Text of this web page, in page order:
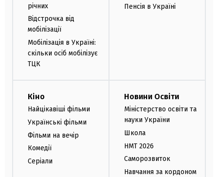
річних
Відстрочка від
мобілізації
Мобілізація в Україні:
скільки осіб мобілізує
ТЦК
Пенсія в Україні
Кіно
Найцікавіші фільми
Українські фільми
Фільми на вечір
Комедії
Серіали
Новини Освіти
Міністерство освіти та
науки України
Школа
НМТ 2026
Саморозвиток
Навчання за кордоном